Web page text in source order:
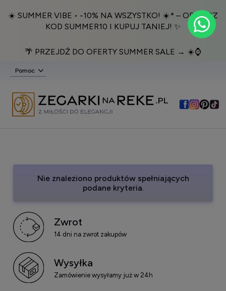
☀️ SUMMER VIBE • -10% NA WSZYSTKO! ☀️* – ODBIERZ
KOD SUMMER10 I KUPUJ TANIEJ! ✨
🌴 PRZEJDŹ DO OFERTY SUMMER SALE → ☀️⌚️
Pomoc
Nie znaleziono produktów spełniających
podane kryteria.
Zwrot
14 dni na zwrot zakupów
Wysyłka
Zamówienie wysyłamy już w 24h